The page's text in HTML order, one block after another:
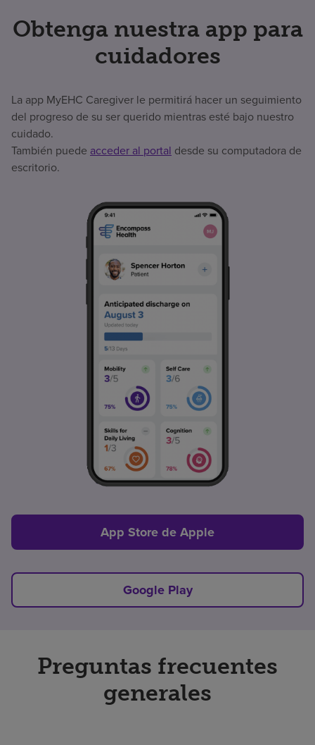
Obtenga nuestra app para
cuidadores
La app MyEHC Caregiver le permitirá hacer un seguimiento
del progreso de su ser querido mientras esté bajo nuestro
cuidado.
También puede acceder al portal desde su computadora de
escritorio.
App Store de Apple
Google Play
Preguntas frecuentes
generales